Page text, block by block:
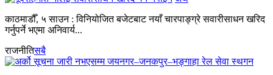
काठमाडौँ, ५ साउन : विनियोजित बजेटबाट नयाँ चारपाङ्ग्रे सवारीसाधन खरिद
गर्नुपर्ने भएमा अनिवार्य...
राजनीतिसबै